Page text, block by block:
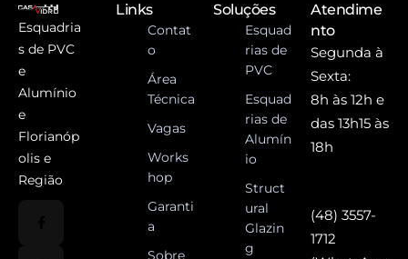
Esquadria
s de PVC
e
Alumínio
e
Florianóp
olis e
Região
Links
Contat
o
Área
Técnica
Vagas
Works
hop
Garanti
a
Sobre
Soluções
Esquad
rias de
PVC
Esquad
rias de
Alumín
io
Struct
ural
Glazin
g
Atendime
nto
Segunda à
Sexta:
8h às 12h e
das 13h15 às
18h
(48) 3557-
1712